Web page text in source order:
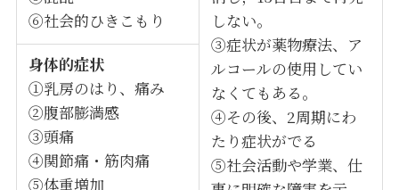
⑥社会的ひきこもり
しない。
③症状が薬物療法、ア
ルコールの使用してい
なくてもある。
④その後、2周期にわ
たり症状がでる
⑤社会活動や学業、仕
身体的症状
①乳房のはり、痛み
②腹部膨満感
③頭痛
④関節痛・筋肉痛
⑤体重増加